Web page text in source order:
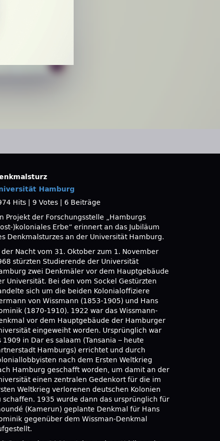
Hamburg
Hits
9 Votes
6 Beiträge
Projekt der Forschungsstelle „Hamburgs
)koloniales Erbe“ erinnert an das Jubiläum
Denkmalsturzes an der Universität Hamburg.
der Nacht vom 31. Oktober zum 1. November
stürzten Studierende der Universität
zwei Denkmäler vor dem Hauptgebäude
Universität. Bei den vom Sockel Gestürzten
sich um die beiden Kolonialoffiziere
von Wissmann (1853-1905) und Hans
(1870-1910). 1922 war das Wissmann-
vor dem Hauptgebäude der Hamburger
eingeweiht worden. Ursprünglich war
1909 in Dar es salaam (Tansania – heute
Hamburgs) errichtet und durch
nach dem Ersten Weltkrieg
Hamburg geschafft worden, um damit an der
einen zentralen Gedenkort für die im
Weltkrieg verlorenen deutschen Kolonien
schaffen. 1935 wurde dann das ursprünglich für
(Kamerun) geplante Denkmal für Hans
gegenüber dem Wissman-Denkmal